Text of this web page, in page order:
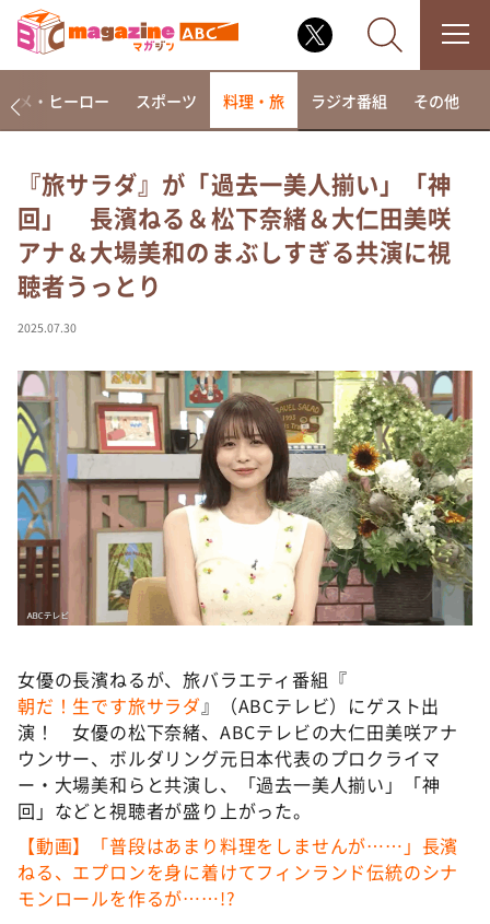
なるみ・岡村の過ぎるTV
相席食堂
これ余談なんですけど・・・
～人生密着トークバラエティ！～ やすとものいたっ
て真剣です
探偵！ナイトスクープ
news おかえり
河合＆A.B.C-Z塚田×福井アナ「なんでやねん！？」
（news おかえり）
DAIGOも台所 ～きょうの献立 何にする？～
本日はダイアンなり！シーズン２
朝だ！生です旅サラダ
教えて！ニュースライブ 正義のミカタ
新婚さんいらっしゃい！
ポツンと一軒家
ザキ山小屋本館
ぺこぱのまるスポ
アナ回覧板
メ・ヒーロー スポーツ 料理・旅 ラジオ番組 その他
『旅サラダ』が「過去一美人揃い」「神
回」 長濱ねる＆松下奈緒＆大仁田美咲
アナ＆大場美和のまぶしすぎる共演に視
聴者うっとり
2025.07.30
女優の長濱ねるが、旅バラエティ番組『
朝だ！生です旅サラダ』（ABCテレビ）にゲスト出
演！ 女優の松下奈緒、ABCテレビの大仁田美咲アナ
ウンサー、ボルダリング元日本代表のプロクライマ
ー・大場美和らと共演し、「過去一美人揃い」「神
回」などと視聴者が盛り上がった。
【動画】「普段はあまり料理をしませんが……」長濱
ねる、エプロンを身に着けてフィンランド伝統のシナ
モンロールを作るが……!?